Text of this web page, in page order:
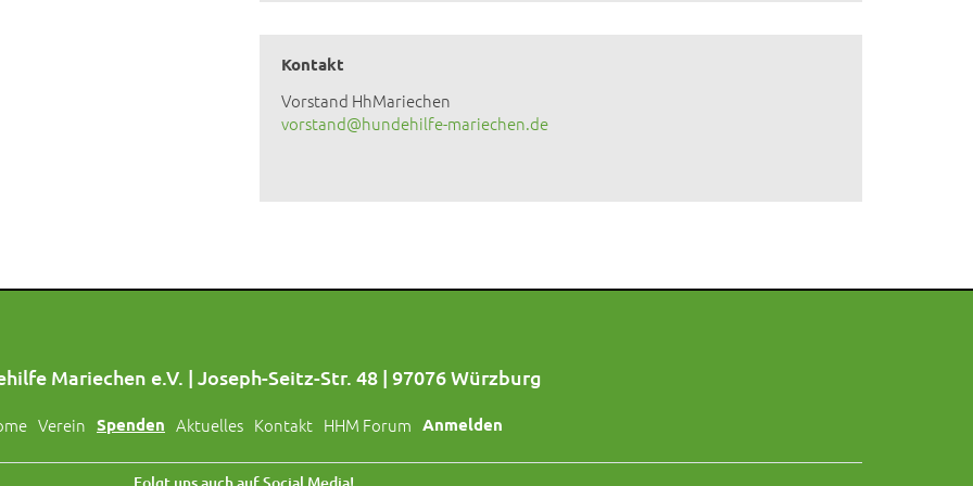
Kontakt
Vorstand HhMariechen
vorstand@hundehilfe-mariechen.de
Mariechen e.V. | Joseph-Seitz-Str. 48 | 97076 Würzburg
Verein Spenden Aktuelles Kontakt HHM Forum Anmelden